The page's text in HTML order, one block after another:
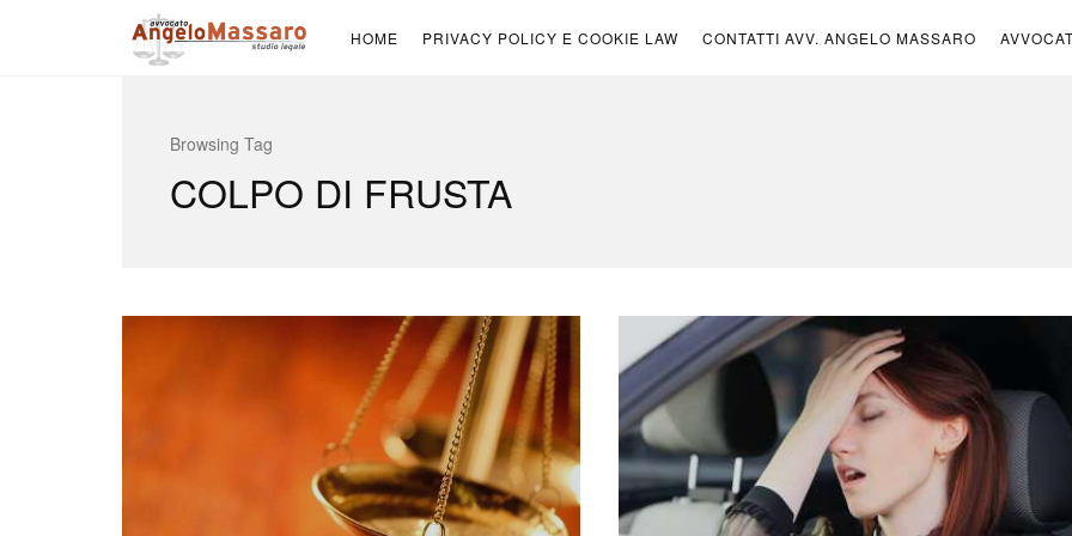
HOME PRIVACY POLICY E COOKIE LAW CONTATTI AVV. ANGELO MASSARO
Browsing Tag
COLPO DI FRUSTA